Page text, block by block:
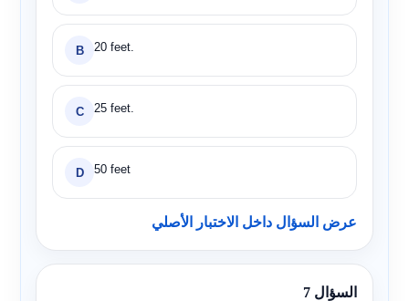
B 20 feet.
C 25 feet.
D 50 feet
عرض السؤال داخل الاختبار الأصلي
السؤال 7